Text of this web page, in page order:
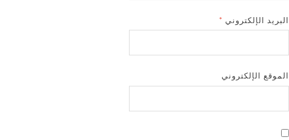
البريد الإلكتروني *
الموقع الإلكتروني